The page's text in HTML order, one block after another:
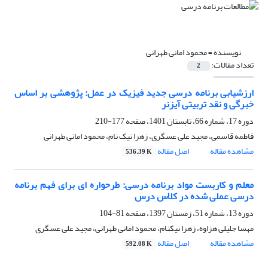
نویسنده =محمود امانی طهرانی
تعداد مقالات: 2
ارزشیابی برنامه درسی جدید فیزیک در عمل: پژوهشی بر اساس
خبرگی و نقد تربیتی آیزنر
دوره 17، شماره 66، تابستان 1401، صفحه
177-210
فاطمه قاسمی، مجید علی عسگری، زهرا نیک نام، محمود امانی طهرانی
مشاهده مقاله
اصل مقاله 536.39 K
معلم و کاربست مواد برنامه درسی: طرحواره ای برای فهم برنامه
درسی عملی شده در کلاس درس
دوره 13، شماره 51، زمستان 1397، صفحه
81-104
مهسا جلیلی هزاوه، زهرا نیکنام، محمود امانی طهرانی، مجید علی عسگری
مشاهده مقاله
اصل مقاله 592.08 K